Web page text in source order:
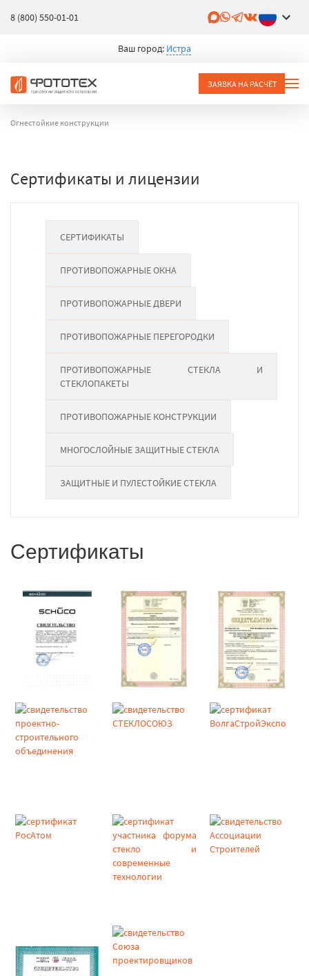
8 (800) 550-01-01
Ваш город: Истра
ЗАЯВКА НА РАСЧЁТ
Огнестойкие конструкции
Сертификаты и лицензии
СЕРТИФИКАТЫ
ПРОТИВОПОЖАРНЫЕ ОКНА
ПРОТИВОПОЖАРНЫЕ ДВЕРИ
ПРОТИВОПОЖАРНЫЕ ПЕРЕГОРОДКИ
ПРОТИВОПОЖАРНЫЕ СТЕКЛА И
СТЕКЛОПАКЕТЫ
ПРОТИВОПОЖАРНЫЕ КОНСТРУКЦИИ
МНОГОСЛОЙНЫЕ ЗАЩИТНЫЕ СТЕКЛА
ЗАЩИТНЫЕ И ПУЛЕСТОЙКИЕ СТЕКЛА
Сертификаты